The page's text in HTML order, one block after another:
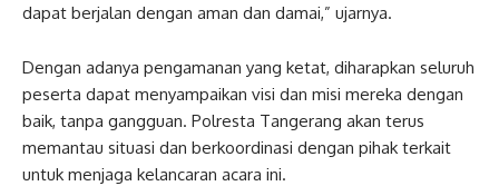
dapat berjalan dengan aman dan damai,” ujarnya.
Dengan adanya pengamanan yang ketat, diharapkan seluruh
peserta dapat menyampaikan visi dan misi mereka dengan
baik, tanpa gangguan. Polresta Tangerang akan terus
memantau situasi dan berkoordinasi dengan pihak terkait
untuk menjaga kelancaran acara ini.